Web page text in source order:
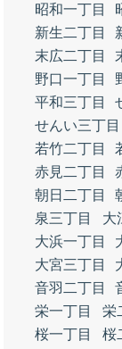
昭和一丁目
新生二丁目
末広二丁目
野口一丁目
平和三丁目
せんい三丁目
若竹二丁目
赤見二丁目
朝日二丁目
泉三丁目
大
大浜一丁目
大宮三丁目
音羽二丁目
栄一丁目
栄
桜一丁目
桜